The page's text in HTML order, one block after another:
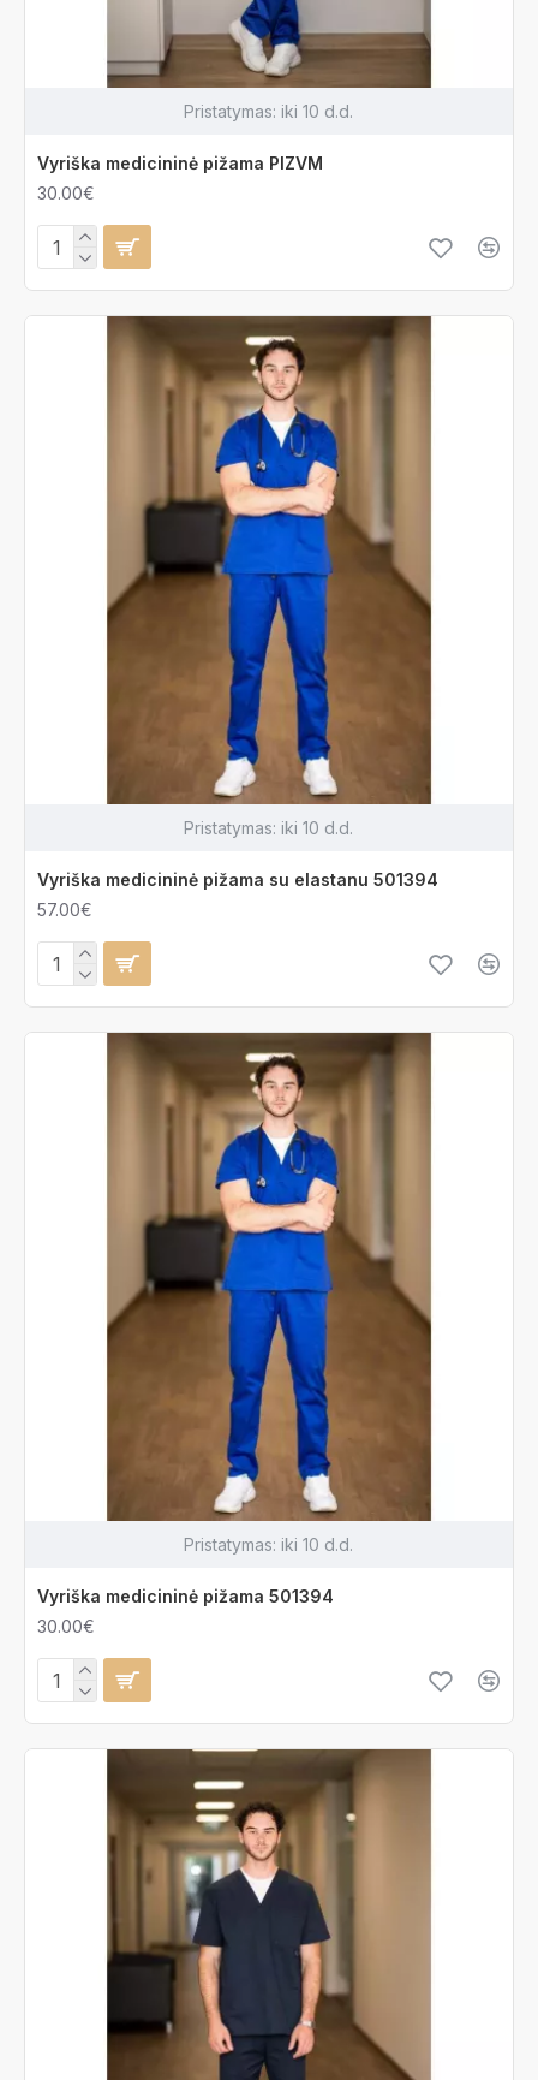
Pristatymas: iki 10 d.d.
Vyriška medicininė pižama PIZVM
30.00€
Pristatymas: iki 10 d.d.
Vyriška medicininė pižama su elastanu 501394
57.00€
Pristatymas: iki 10 d.d.
Vyriška medicininė pižama 501394
30.00€